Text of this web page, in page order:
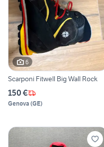
6
Scarponi Fitwell Big Wall Rock
150 €
Genova (GE)